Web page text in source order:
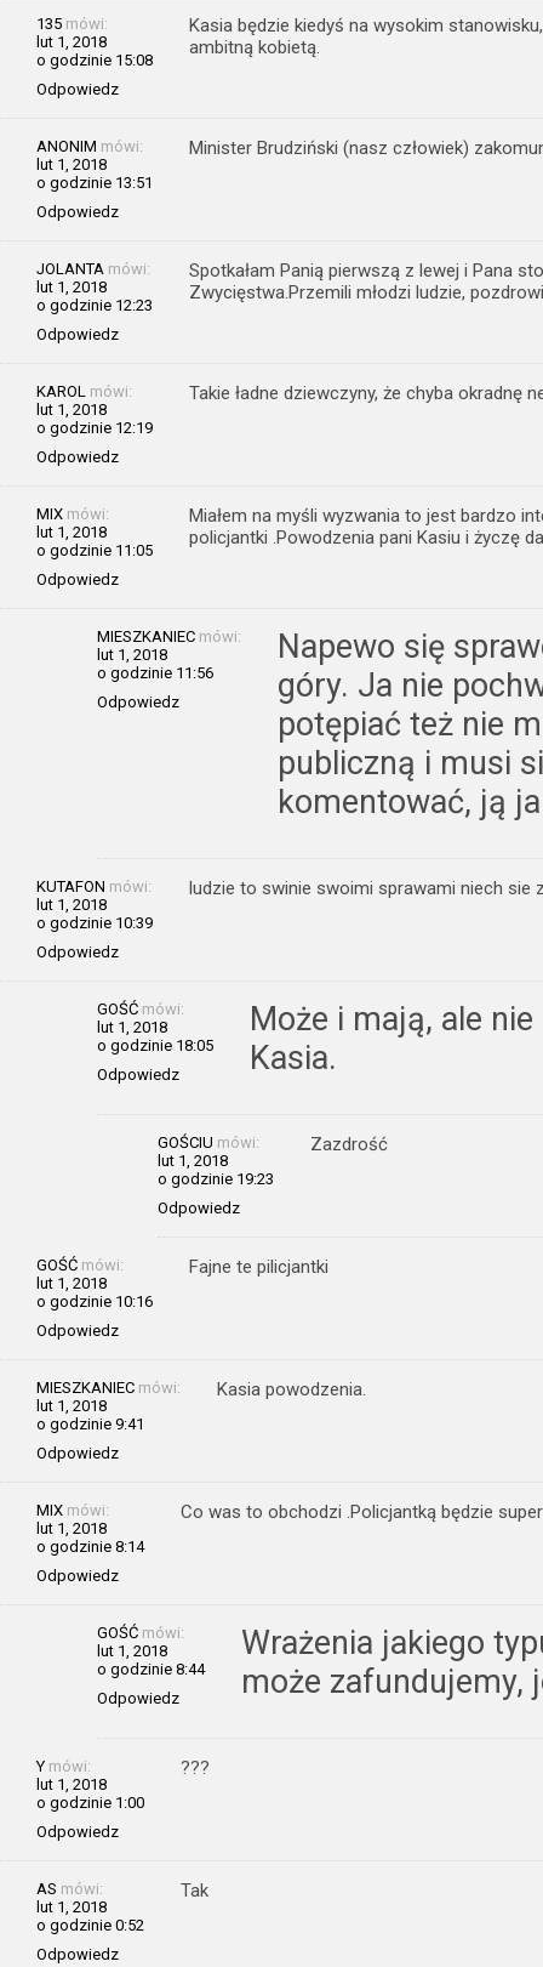
135 mówi:
lut 1, 2018
o godzinie 15:08
Odpowiedz
Kasia będzie kiedyś na wysokim
ambitną kobietą.
ANONIM mówi:
lut 1, 2018
o godzinie 13:51
Odpowiedz
Minister Brudziński (nasz człowiek)
JOLANTA mówi:
lut 1, 2018
o godzinie 12:23
Odpowiedz
Spotkałam Panią pierwszą z lewej i Pana
Zwycięstwa.Przemili młodzi ludzie,
KAROL mówi:
lut 1, 2018
o godzinie 12:19
Odpowiedz
Takie ładne dziewczyny, że chyba okradnę
MIX mówi:
lut 1, 2018
o godzinie 11:05
Odpowiedz
Miałem na myśli wyzwania to jest bardzo
policjantki .Powodzenia pani Kasiu i życzę
MIESZKANIEC mówi:
lut 1, 2018
o godzinie 11:56
Odpowiedz
Napewo się
góry. Ja nie
potępiać też nie
publiczną i musi
komentować, ją
KUTAFON mówi:
lut 1, 2018
o godzinie 10:39
Odpowiedz
ludzie to swinie swoimi sprawami niech sie
GOŚĆ mówi:
lut 1, 2018
o godzinie 18:05
Odpowiedz
Może i mają, ale
Kasia.
GOŚCIU mówi:
lut 1, 2018
o godzinie 19:23
Odpowiedz
Zazdrość
GOŚĆ mówi:
lut 1, 2018
o godzinie 10:16
Odpowiedz
Fajne te pilicjantki
MIESZKANIEC mówi:
lut 1, 2018
o godzinie 9:41
Odpowiedz
Kasia powodzenia.
MIX mówi:
lut 1, 2018
o godzinie 8:14
Odpowiedz
Co was to obchodzi .Policjantką będzie
GOŚĆ mówi:
lut 1, 2018
o godzinie 8:44
Odpowiedz
Wrażenia jakiego
może zafundujemy,
Y mówi:
lut 1, 2018
o godzinie 1:00
Odpowiedz
???
AS mówi:
lut 1, 2018
o godzinie 0:52
Odpowiedz
Tak